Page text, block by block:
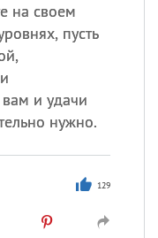
на своем
пусть
и удачи
нужно.
129